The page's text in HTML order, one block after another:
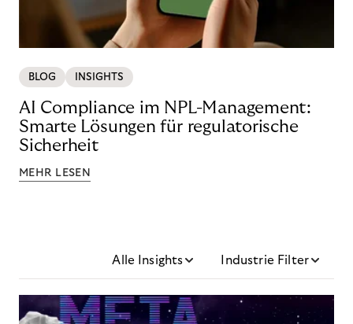
BLOG INSIGHTS
AI Compliance im NPL-Management:
Smarte Lösungen für regulatorische
Sicherheit
MEHR LESEN
Alle Insights Industrie Filter